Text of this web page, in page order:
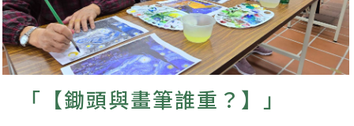
「【鋤頭與畫筆誰重？】」